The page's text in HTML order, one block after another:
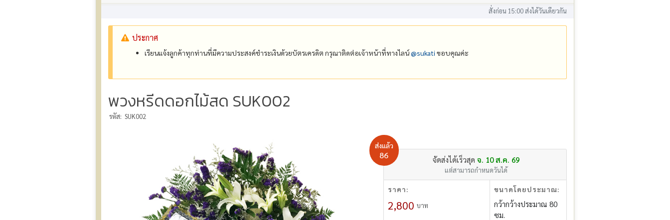
สั่งก่อน 15:00 ส่งได้วันเดียวกัน
ประกาศ
เรียนแจ้งลูกค้าทุกท่านที่มีความประสงค์ชำระเงินด้วยบัตรเครดิต กรุณาติดต่อเจ้าหน้าที่ทางไลน์@‌sukati ขอบคุณค่ะ
พวงหรีดดอกไม้สด SUK002
รหัส: SUK002
ส่งแล้ว
86 จัดส่งได้เร็วสุดจ. 10 ส.ค. 69
แต่สามารถกำหนดวันได้
ราคา:
2,800 บาท
ขนาดโดยประมาณ:
กว้ากว้างประมาณ 80
ซม.